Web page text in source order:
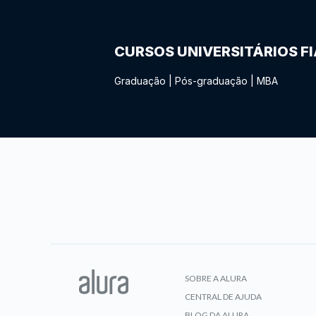
CURSOS UNIVERSITÁRIOS
Graduação Pós-graduação MBA
SOBRE A ALURA
CENTRAL DE AJUDA